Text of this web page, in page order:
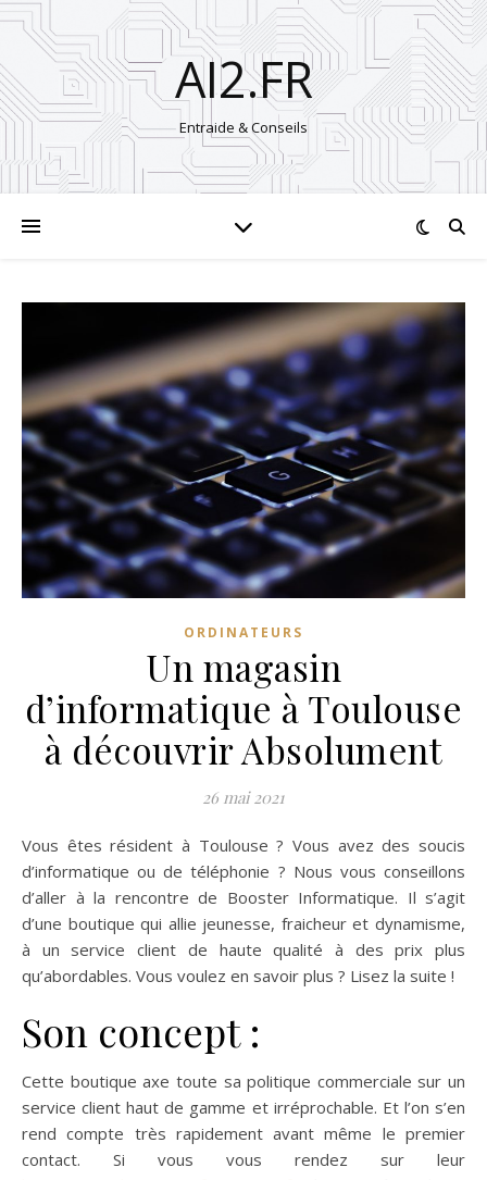
AI2.FR
Entraide & Conseils
ORDINATEURS
Un magasin
d’informatique à Toulouse
à découvrir Absolument
26 mai 2021
Vous êtes résident à Toulouse ? Vous avez des soucis
d’informatique ou de téléphonie ? Nous vous conseillons
d’aller à la rencontre de Booster Informatique. Il s’agit
d’une boutique qui allie jeunesse, fraicheur et dynamisme,
à un service client de haute qualité à des prix plus
qu’abordables. Vous voulez en savoir plus ? Lisez la suite !
Son concept :
Cette boutique axe toute sa politique commerciale sur un
service client haut de gamme et irréprochable. Et l’on s’en
rend compte très rapidement avant même le premier
contact. Si vous vous rendez sur leur